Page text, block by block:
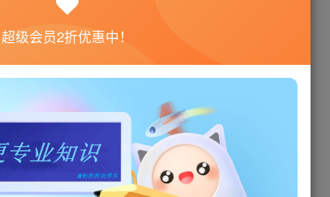
宙中生活为日常公民的感觉吗？玩“不是英雄：视
超级会员2折优惠中！